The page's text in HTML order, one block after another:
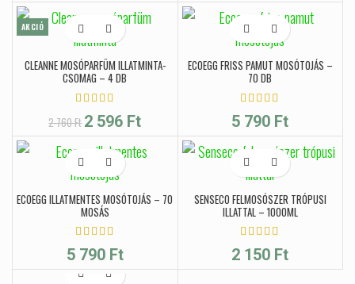
AKCIÓ
CLEANNE MOSÓPARFÜM ILLATMINTA-
CSOMAG – 4 DB
2 760Ft Original price was: 2
760 Ft.
2 596 Ft
price is:
596 Ft.
ECOEGG FRISS PAMUT MOSÓTOJÁS –
70 DB
5 790 Ft
ECOEGG ILLATMENTES MOSÓTOJÁS – 70
MOSÁS
5 790 Ft
SENSECO FELMOSÓSZER TRÓPUSI
ILLATTAL – 1000ML
2 150 Ft